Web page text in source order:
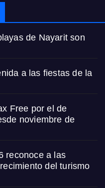
de Nayarit son
a las fiestas de la
Free por el de
noviembre de
reconoce a las
del turismo